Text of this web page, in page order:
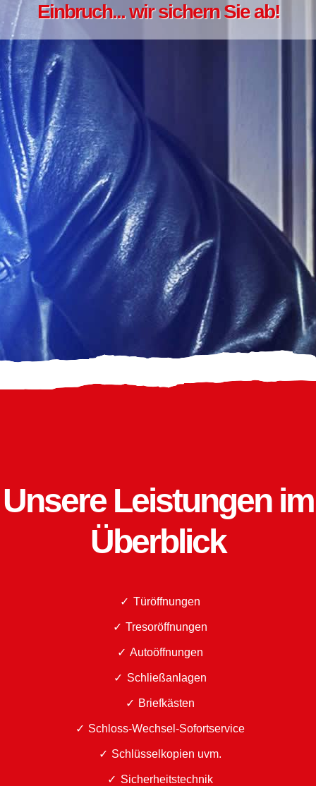
Einbruch... wir sichern Sie ab!
Unsere Leistungen im
Überblick
Türöffnungen
Tresoröffnungen
Autoöffnungen
Schließanlagen
Briefkästen
Schloss-Wechsel-Sofortservice
Schlüsselkopien uvm.
Sicherheitstechnik